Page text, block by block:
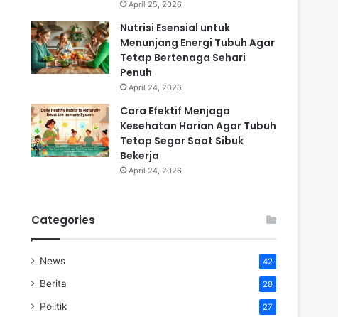
April 25, 2026
Nutrisi Esensial untuk
Menunjang Energi Tubuh Agar
Tetap Bertenaga Sehari
Penuh
April 24, 2026
Cara Efektif Menjaga
Kesehatan Harian Agar Tubuh
Tetap Segar Saat Sibuk
Bekerja
April 24, 2026
Categories
News 42
Berita 28
Politik 27